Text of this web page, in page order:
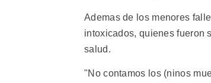
Ademas de los menores
intoxicados, quienes fueron
salud.
"No contamos los (ninos